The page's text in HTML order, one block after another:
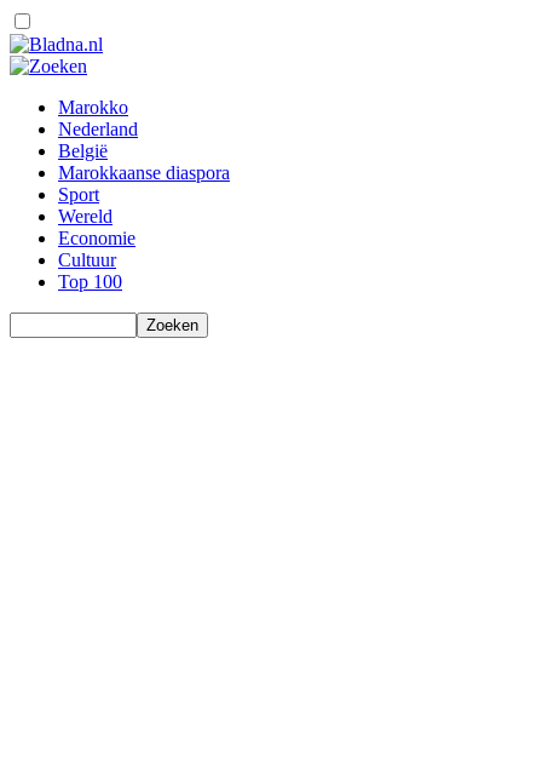
Marokko
Nederland
België
Marokkaanse diaspora
Sport
Wereld
Economie
Cultuur
Top 100